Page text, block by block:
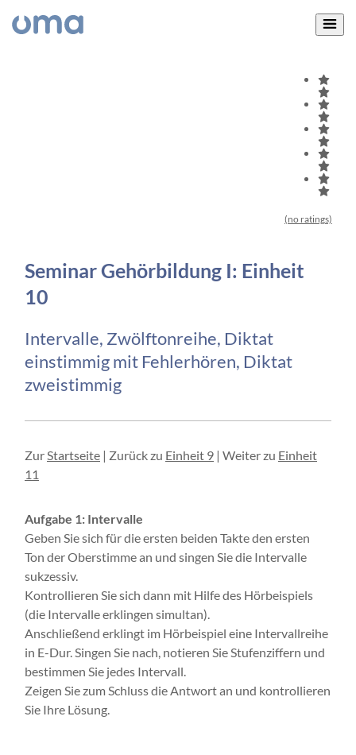
(no ratings)
Seminar Gehörbildung I: Einheit
10
Intervalle, Zwölftonreihe, Diktat
einstimmig mit Fehlerhören, Diktat
zweistimmig
ZurStartseite | Zurück zu Einheit 9 | Weiter zu Einheit
11
Aufgabe 1: Intervalle
Geben Sie sich für die ersten beiden Takte den ersten
Ton der Oberstimme an und singen Sie die Intervalle
sukzessiv.
Kontrollieren Sie sich dann mit Hilfe des Hörbeispiels
(die Intervalle erklingen simultan).
Anschließend erklingt im Hörbeispiel eine Intervallreihe
in E-Dur. Singen Sie nach, notieren Sie Stufenziffern und
bestimmen Sie jedes Intervall.
Zeigen Sie zum Schluss die Antwort an und kontrollieren
Sie Ihre Lösung.